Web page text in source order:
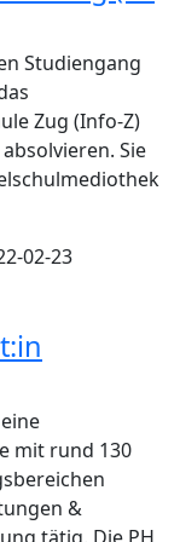
Studiengang
Zug (Info-Z)
Sie
02-23
mit rund 130
&